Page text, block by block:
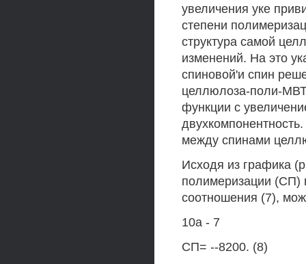
увеличения уке
степени
структура самой
изменений. На это
спиновой'и спин
целлюлоза-поли-
функции с
между спинами
Исходя из графика
полимеризации (СП)
соотношения (7),
10а - 7
СП= --8200. (8)